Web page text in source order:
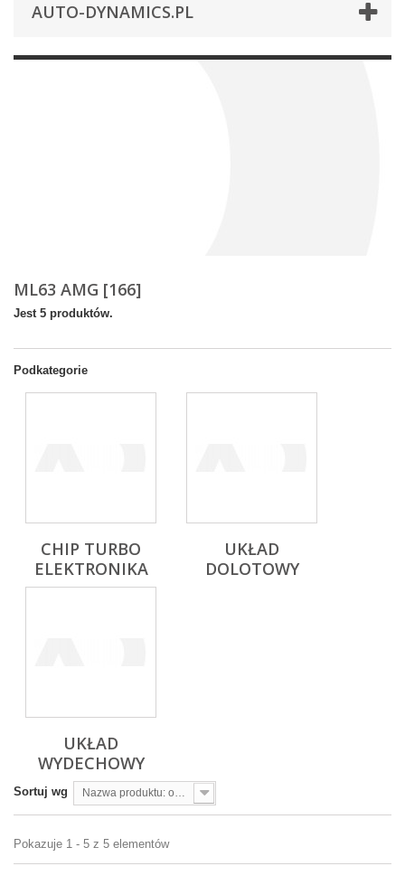
AUTO-DYNAMICS.PL
ML63 AMG [166]
Jest 5 produktów.
Podkategorie
CHIP TURBO
ELEKTRONIKA
UKŁAD
DOLOTOWY
UKŁAD
WYDECHOWY
Sortuj wg Nazwa produktu: od A do Z
Pokazuje 1 - 5 z 5 elementów